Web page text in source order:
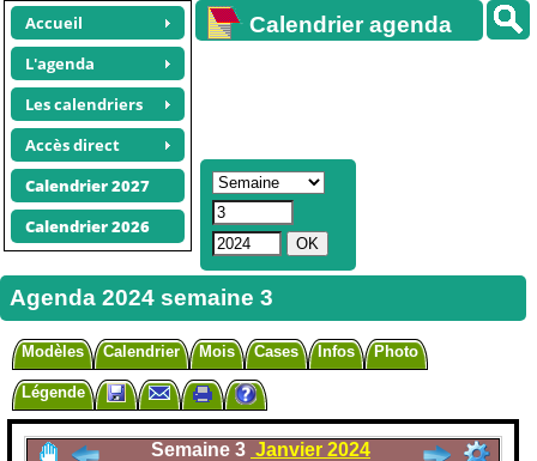
Accueil
L'agenda
Les calendriers
Accès direct
Calendrier 2027
Calendrier 2026
Calendrier agenda
Agenda 2024 semaine 3
Modèles Calendrier Mois Cases Infos Photo
Légende
Semaine 3 Janvier 2024